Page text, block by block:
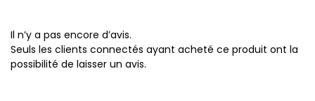
Il n’y a pas encore d’avis.
Seuls les clients connectés ayant acheté ce produit ont la
possibilité de laisser un avis.